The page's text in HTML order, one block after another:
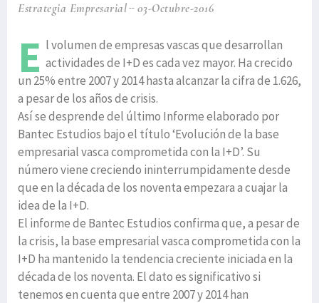
Estrategia Empresarial 03-Octubre-2016
E l volumen de empresas vascas que desarrollan
actividades de I+D es cada vez mayor. Ha crecido
un 25% entre 2007 y 2014 hasta alcanzar la cifra de 1.626,
a pesar de los años de crisis.
Así se desprende del último Informe elaborado por
Bantec Estudios bajo el título ‘Evolución de la base
empresarial vasca comprometida con la I+D’. Su
número viene creciendo ininterrumpidamente desde
que en la década de los noventa empezara a cuajar la
idea de la I+D.
El informe de Bantec Estudios confirma que, a pesar de
la crisis, la base empresarial vasca comprometida con la
I+D ha mantenido la tendencia creciente iniciada en la
década de los noventa. El dato es significativo si
tenemos en cuenta que entre 2007 y 2014 han